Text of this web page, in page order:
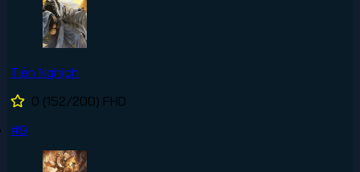
Tiên Nghịch
0 (152/200) FHD
#9